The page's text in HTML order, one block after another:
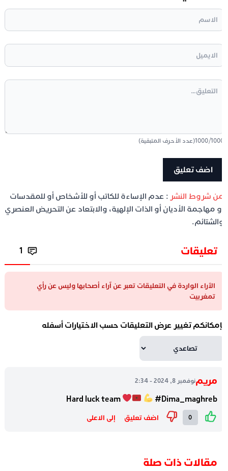
/
1000(عدد الأحرف المتبقية)
شروط النشر: عدم الإساءة للكاتب أو للأشخاص أو للمقدسات
مهاجمة الأديان أو الذات الإلهية، والابتعاد عن التحريض العنصري
تعليقات 1
الآراء الواردة في التعليقات تعبر عن آراء أصحابها وليس عن رأي
تمغربيت
تغيير عرض التعليقات حسب الاختيارات أسفله
مريمنوفمبر 8, 2024 - 2:34
Hard luck team #Dima_maghreb
اضف تعليق إلى الاعلى
مقالات ذات صلة